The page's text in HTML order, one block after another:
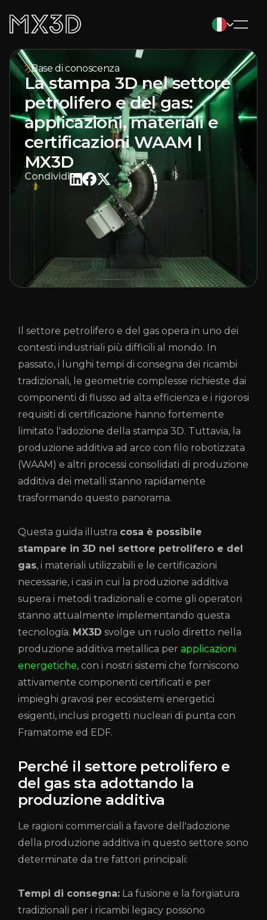
Base di conoscenza
La stampa 3D nel settore
petrolifero e del gas:
applicazioni, materiali e
certificazioni WAAM |
MX3D
Condividi
Il settore petrolifero e del gas opera in uno dei
contesti industriali più difficili al mondo. In
passato, i lunghi tempi di consegna dei ricambi
tradizionali, le geometrie complesse richieste dai
componenti di flusso ad alta efficienza e i rigorosi
requisiti di certificazione hanno fortemente
limitato l'adozione della stampa 3D. Tuttavia, la
produzione additiva ad arco con filo robotizzata
(WAAM) e altri processi consolidati di produzione
additiva dei metalli stanno rapidamente
trasformando questo panorama.
Questa guida illustra cosa è possibile
stampare in 3D nel settore petrolifero e del
gas, i materiali utilizzabili e le certificazioni
necessarie, i casi in cui la produzione additiva
supera i metodi tradizionali e come gli operatori
stanno attualmente implementando questa
tecnologia. MX3D svolge un ruolo diretto nella
produzione additiva metallica per applicazioni
energetiche, con i nostri sistemi che forniscono
attivamente componenti certificati e per
impieghi gravosi per ecosistemi energetici
esigenti, inclusi progetti nucleari di punta con
Framatome ed EDF.
Perché il settore petrolifero e
del gas sta adottando la
produzione additiva
Le ragioni commerciali a favore dell'adozione
della produzione additiva in questo settore sono
determinate da tre fattori principali:
Tempi di consegna: La fusione e la forgiatura
tradizionali per i ricambi legacy possono